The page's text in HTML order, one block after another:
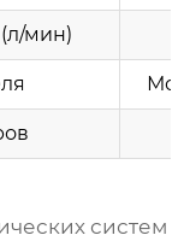
мин)
систем